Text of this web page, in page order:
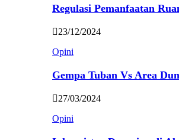
Regulasi Pemanfaatan
23/12/2024
Opini
Gempa Tuban Vs Area
27/03/2024
Opini